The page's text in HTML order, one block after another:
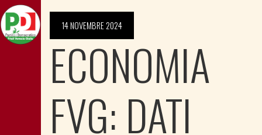
14 NOVEMBRE 2024
ECONOMIA
FVG: DATI